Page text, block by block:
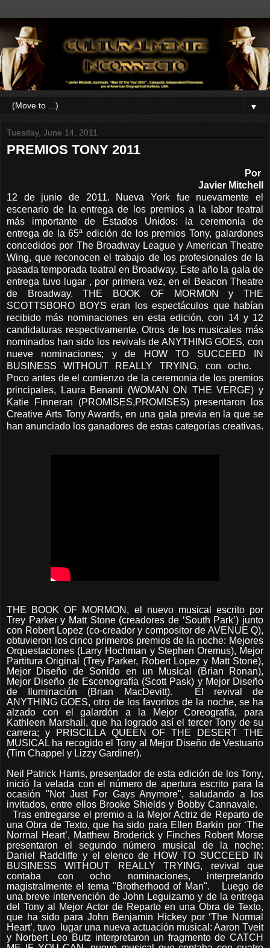
▼
Tuesday, June 14, 2011
PREMIOS TONY 2011
Por
Javier Mitchell
12 de junio de 2011. Nueva York fue nuevamente el
escenario de la entrega de los premios a la labor teatral
más importante de Estados Unidos: la ceremonia de
entrega de la 65ª edición de los premios Tony, galardones
concedidos por The Broadway League y American Theatre
Wing, que reconocen el trabajo de los profesionales de la
pasada temporada teatral en Broadway. Este año la gala de
entrega tuvo lugar , por primera vez, en el Beacon Theatre
de Broadway. THE BOOK OF MORMON y THE
SCOTTSBORO BOYS eran los espectáculos que habían
recibido más nominaciones en esta edición, con 14 y 12
candidaturas respectivamente. Otros de los musicales más
nominados han sido los revivals de ANYTHING GOES, con
nueve nominaciones; y de HOW TO SUCCEED IN
BUSINESS WITHOUT REALLY TRYING, con ocho.
Poco antes de el comienzo de la ceremonia de los premios
principales, Laura Benanti (WOMAN ON THE VERGE) y
Katie Finneran (PROMISES,PROMISES) presentaron los
Creative Arts Tony Awards, en una gala previa en la que se
han anunciado los ganadores de estas categorías creativas.
THE BOOK OF MORMON, el nuevo musical escrito por
Trey Parker y Matt Stone (creadores de ‘South Park’) junto
con Robert Lopez (co-creador y compositor de AVENUE Q),
obtuvieron los cinco primeros premios de la noche: Mejores
Orquestaciones (Larry Hochman y Stephen Oremus), Mejor
Partitura Original (Trey Parker, Robert Lopez y Matt Stone),
Mejor Diseño de Sonido en un Musical (Brian Ronan),
Mejor Diseño de Escenografía (Scott Pask) y Mejor Diseño
de Iluminación (Brian MacDevitt). El revival de
ANYTHING GOES, otro de los favoritos de la noche, se ha
alzado con el galardón a la Mejor Coreografía, para
Kathleen Marshall, que ha logrado así el tercer Tony de su
carrera; y PRISCILLA QUEEN OF THE DESERT THE
MUSICAL ha recogido el Tony al Mejor Diseño de Vestuario
(Tim Chappel y Lizzy Gardiner).
Neil Patrick Harris, presentador de esta edición de los Tony,
inició la velada con el número de apertura escrito para la
ocasión "Not Just For Gays Anymore", saludando a los
invitados, entre ellos Brooke Shields y Bobby Cannavale.
Tras entregarse el premio a la Mejor Actriz de Reparto de
una Obra de Texto, que ha sido para Ellen Barkin por ‘The
Normal Heart’, Matthew Broderick y Finches Robert Morse
presentaron el segundo número musical de la noche:
Daniel Radcliffe y el elenco de HOW TO SUCCEED IN
BUSINESS WITHOUT REALLY TRYING, revival que
contaba con ocho nominaciones, interpretando
magistralmente el tema "Brotherhood of Man". Luego de
una breve intervención de John Leguizamo y de la entrega
del Tony al Mejor Actor de Reparto en una Obra de Texto,
que ha sido para John Benjamin Hickey por ‘The Normal
Heart’, tuvo lugar una nueva actuación musical: Aaron Tveit
y Norbert Leo Butz interpretaron un fragmento de CATCH